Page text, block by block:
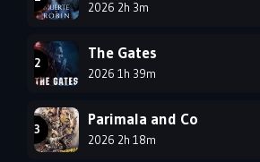
1996
1990
1984
2026 2h 3m
The Gates
2026 1h 39m
Parimala and Co
2026 2h 18m